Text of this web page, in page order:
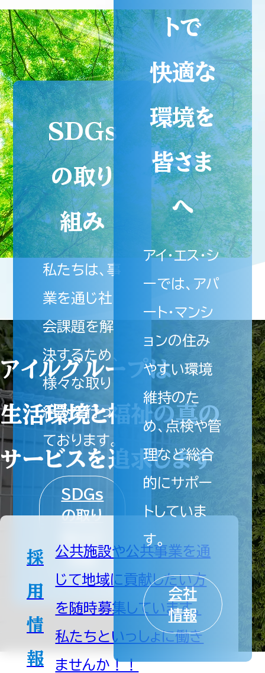
トで
快適な
環境を
皆さま
へ
アイ・エス・シ
ーでは、アパ
ート・マンシ
ョンの住み
やすい環境
維持のた
め、点検や管
理など総合
的にサポー
トしていま
す。
会社
情報
SDGs
の取り
組み
私たちは、事
業を通じ社
会課題を解
決するため、
様々な取り
組みを行っ
ております。
SDGs
の取り
詳細
アイルグループは
生活環境と福祉の真の
サービスを追求します
採
用
情
報
公共施設や公共事業を通
じて地域に貢献したい方
を随時募集しています。
私たちといっしょに働き
ませんか！！